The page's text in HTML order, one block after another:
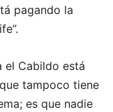
pagando la
el Cabildo está
tampoco tiene
es que nadie